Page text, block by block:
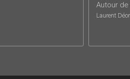
Autour
Laurent